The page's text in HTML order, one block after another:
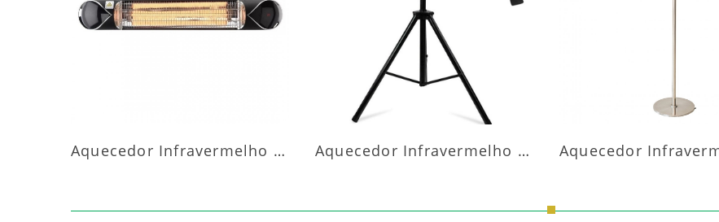
MAIS INFORMAÇÕES
Aquecedor Infravermelho Parede
MAIS INFORMAÇÕES
Aquecedor Infravermelho Pedestal